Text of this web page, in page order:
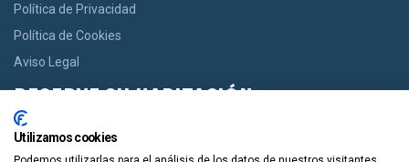
Política de Privacidad
Política de Cookies
Aviso Legal
RESERVE SU HABITACIÓN
Si usted desea una habitación le ofrecemos la opción de reservar
desde casas acogedoras hasta modernos apartamentos de
Utilizamos cookies